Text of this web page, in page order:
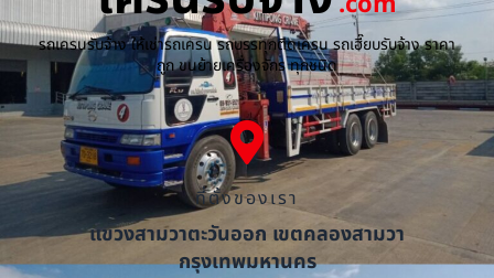
รถเครนรับจ้าง ให้เช่ารถเครน รถบรรทุกติดเครน รถเฮี๊ยบรับจ้าง ราคา
ถูก ขนย้ายเครื่องจักร ทุกชนิด
ที่ตั้งของเรา
แขวงสามวาตะวันออก เขตคลองสามวา
กรุงเทพมหานคร